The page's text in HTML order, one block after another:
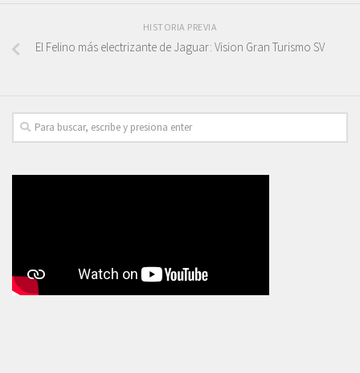
HISTORIA PREVIA
El Felino más electrizante de Jaguar: Vision Gran Turismo SV